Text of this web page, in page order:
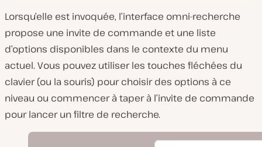
i
e
a
i
Lorsqu’elle est invoquée, l’interface omni-recherche
propose une invite de commande et une liste
d’options disponibles dans le contexte du menu
actuel. Vous pouvez utiliser les touches fléchées du
clavier (ou la souris) pour choisir des options à ce
niveau ou commencer à taper à l’invite de commande
pour lancer un filtre de recherche.